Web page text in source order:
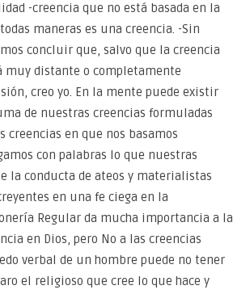
-creencia que no está basada en la
maneras es una creencia. -Sin
concluir que, salvo que la creencia
distante o completamente
creo yo. En la mente puede existir
de nuestras creencias formuladas
creencias en que nos basamos
con palabras lo que nuestras
la conducta de ateos y materialistas
en una fe ciega en la
Regular da mucha importancia a la
en Dios, pero No a las creencias
verbal de un hombre puede no tener
el religioso que cree lo que hace y